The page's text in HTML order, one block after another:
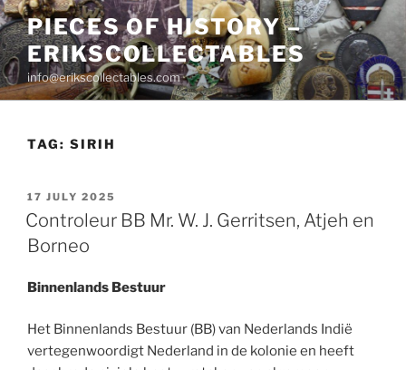
Skip
to
content
PIECES OF HISTORY –
ERIKSCOLLECTABLES
info@erikscollectables.com
TAG: SIRIH
POSTED
ON
17 JULY 2025
Controleur BB Mr. W. J. Gerritsen, Atjeh en
Borneo
Binnenlands Bestuur
Het Binnenlands Bestuur (BB) van Nederlands Indië
vertegenwoordigt Nederland in de kolonie en heeft